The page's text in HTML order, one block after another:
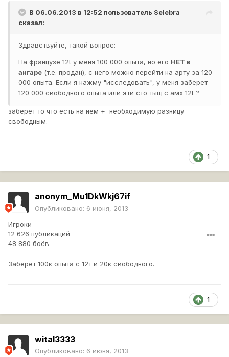
В 06.06.2013 в 12:52 пользователь Selebra
сказал:
Здравствуйте, такой вопрос:
На французе 12t у меня 100 000 опыта, но его НЕТ в
ангаре (т.е. продан), с него можно перейти на арту за 120
000 опыта. Если я нажму "исследовать", у меня заберет
120 000 свободного опыта или эти сто тыщ с амх 12t ?
заберет то что есть на нем + необходимую разницу
свободным.
1
anonym_Mu1DkWkj67if
Опубликовано: 6 июня, 2013
Игроки
12 626 публикаций
48 880 боёв
Заберет 100к опыта с 12т и 20к свободного.
1
wital3333
Опубликовано: 6 июня, 2013